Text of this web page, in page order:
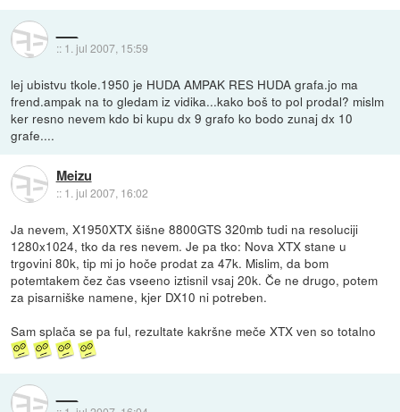
:: 1. jul 2007, 15:59
lej ubistvu tkole.1950 je HUDA AMPAK RES HUDA grafa.jo ma
frend.ampak na to gledam iz vidika...kako boš to pol prodal? mislm
ker resno nevem kdo bi kupu dx 9 grafo ko bodo zunaj dx 10
grafe....
Meizu
:: 1. jul 2007, 16:02
Ja nevem, X1950XTX šišne 8800GTS 320mb tudi na resoluciji
1280x1024, tko da res nevem. Je pa tko: Nova XTX stane u
trgovini 80k, tip mi jo hoče prodat za 47k. Mislim, da bom
potemtakem čez čas vseeno iztisnil vsaj 20k. Če ne drugo, potem
za pisarniške namene, kjer DX10 ni potreben.
Sam splača se pa ful, rezultate kakršne meče XTX ven so totalno